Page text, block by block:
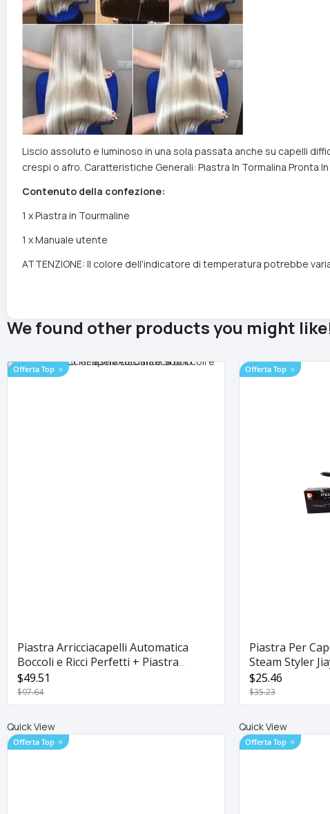
Liscio assoluto e luminoso in una sola passata anche su capelli
crespi o afro. Caratteristiche Generali: Piastra In Tormalina Pronta
Contenuto della confezione:
1 x Piastra in Tourmaline
1 x Manuale utente
ATTENZIONE: Il colore dell'indicatore di temperatura potrebbe
We found other products you might
Offerta Top ⭐
Piastra Arricciacapelli Automatica
Boccoli e Ricci Perfetti + Piastra
Lisciante 906 in OMAGGIO
$49.51
$97.64
Quick View
Offerta Top ⭐
Piastra Per
Steam Styler
$25.46
$35.23
Quick View
Offerta Top ⭐ Offerta Top ⭐